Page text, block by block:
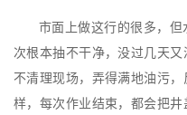
市面上做这行的很多，
次根本抽不干净，没过几天
不清理现场，弄得满地油污
样，每次作业结束，都会把